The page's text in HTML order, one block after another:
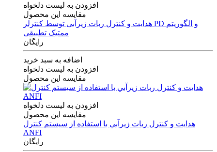
افزودن به لیست دلخواه
مقایسه این محصول
هدایت و کنترل ربات زیرآبی توسط کنترلر PD و الگوریتم
ممتیک تطبیقی
رایگان
اضافه به سبد خرید
افزودن به لیست دلخواه
مقایسه این محصول
افزودن به لیست دلخواه
مقایسه این محصول
هدايت و كنترل ربات زيرآبي با استفاده از سيستم كنترل
ANFI
رایگان